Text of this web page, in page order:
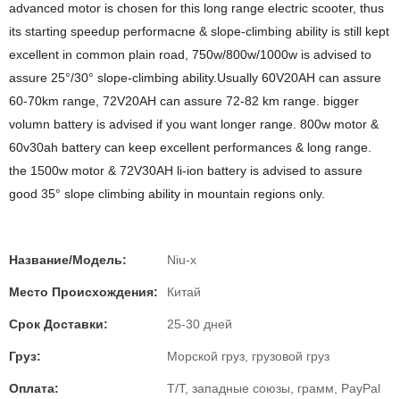
advanced motor is chosen for this long range electric scooter, thus
its starting speedup performacne & slope-climbing ability is still kept
excellent in common plain road, 750w/800w/1000w is advised to
assure 25°/30° slope-climbing ability.Usually 60V20AH can assure
60-70km range, 72V20AH can assure 72-82 km range. bigger
volumn battery is advised if you want longer range. 800w motor &
60v30ah battery can keep excellent performances & long range.
the 1500w motor & 72V30AH li-ion battery is advised to assure
good 35° slope climbing ability in mountain regions only.
Название/Модель: Niu-x
Место Происхождения: Китай
Срок Доставки: 25-30 дней
Груз: Морской груз, грузовой груз
Оплата: T/T, западные союзы, грамм, PayPal